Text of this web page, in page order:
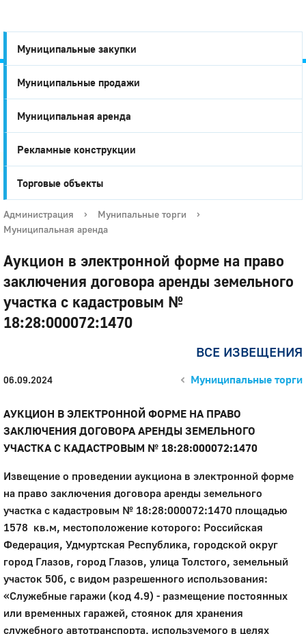
Город
Глазов
Муниципальные закупки
Муниципальные продажи
Муниципальная аренда
Рекламные конструкции
Торговые объекты
Администрация › Мунипальные торги
›
Муниципальная аренда
Аукцион в электронной форме на право
заключения договора аренды земельного
участка с кадастровым №
18:28:000072:1470
ВСЕ ИЗВЕЩЕНИЯ
06.09.2024 Муниципальные торги
АУКЦИОН В ЭЛЕКТРОННОЙ ФОРМЕ НА ПРАВО
ЗАКЛЮЧЕНИЯ ДОГОВОРА АРЕНДЫ ЗЕМЕЛЬНОГО
УЧАСТКА С КАДАСТРОВЫМ № 18:28:000072:1470
Извещение о проведении аукциона в электронной форме
на право заключения договора аренды земельного
участка с кадастровым № 18:28:000072:1470 площадью
1578 кв.м, местоположение которого: Российская
Федерация, Удмуртская Республика, городской округ
город Глазов, город Глазов, улица Толстого, земельный
участок 50б, с видом разрешенного использования:
«Служебные гаражи (код 4.9) - размещение постоянных
или временных гаражей, стоянок для хранения
служебного автотранспорта, используемого в целях